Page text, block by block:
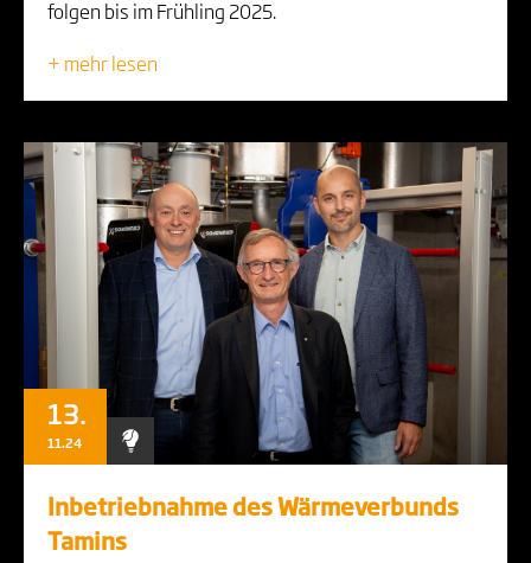
folgen bis im Frühling 2025.
+ mehr lesen
13.
11.24
Inbetriebnahme des Wärmeverbunds
Tamins